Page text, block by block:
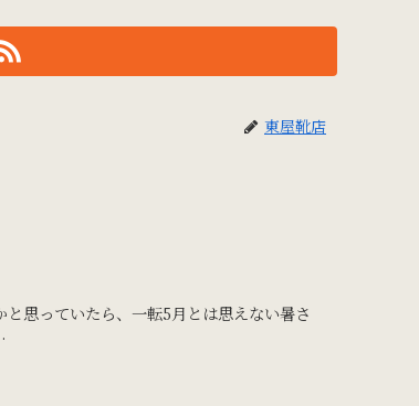
東屋靴店
思っていたら、一転5月とは思えない暑さ